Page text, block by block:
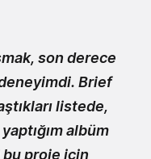
son derece
Brief
listede,
albüm
bu proje için